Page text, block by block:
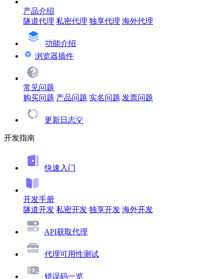
产品介绍
隧道代理 私密代理 独享代理 海外代理
功能介绍
浏览器插件
常见问题
购买问题 产品问题 实名问题 发票问题
更新日志💡
开发指南
快速入门
开发手册
隧道开发 私密开发 独享开发 海外开发
API获取代理
代理可用性测试
错误码一览